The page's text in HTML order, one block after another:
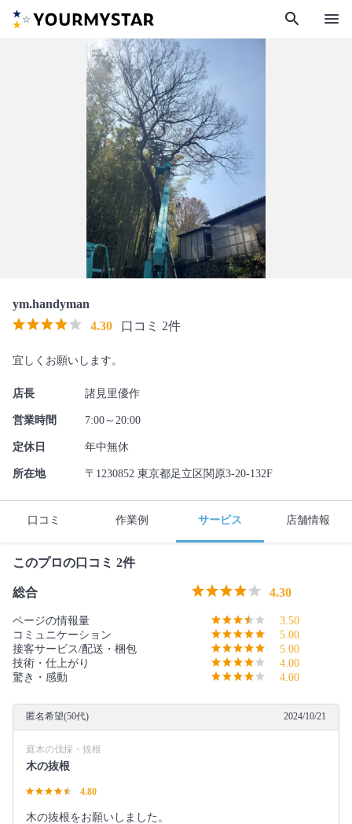
search menu
ym.handyman
4.30
口コミ 2件
宜しくお願いします。
店長 諸見里優作
営業時間 7:00～20:00
定休日 年中無休
所在地 〒1230852 東京都足立区関原3-20-132F
口コミ 作業例 サービス 店舗情報
このプロの口コミ 2件
総合 4.30
ページの情報量
3.50
コミュニケーション
5.00
接客サービス/配送・梱包
5.00
技術・仕上がり
4.00
驚き・感動
4.00
匿名希望(50代) 2024/10/21
庭木の伐採・抜根
木の抜根
4.80
木の抜根をお願いしました。